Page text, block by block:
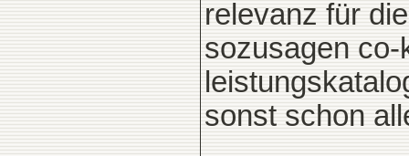
relevanz für
sozusagen
sonst schon